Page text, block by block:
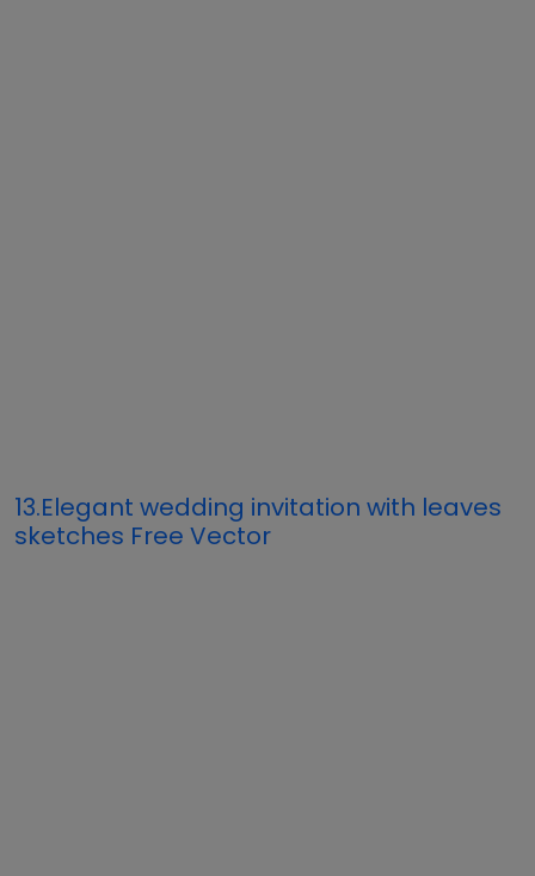
13.Elegant wedding invitation with leaves
sketches Free Vector